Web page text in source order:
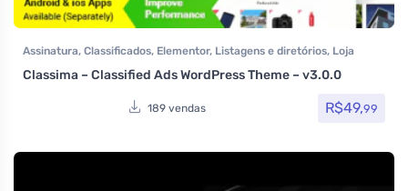
Assinatura, Classificados, Elementor, Listagens e diretórios, Loja
Virtual
Reservas e Aluguel
Venda de carros, Woocommerce
Classima – Classified Ads WordPress Theme – v3.0.0
189 vendas R$49,99